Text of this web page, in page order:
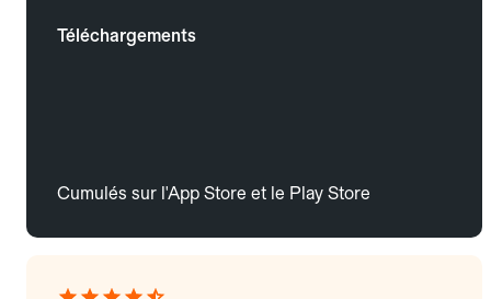
Téléchargements
Cumulés sur l'App Store et le Play Store